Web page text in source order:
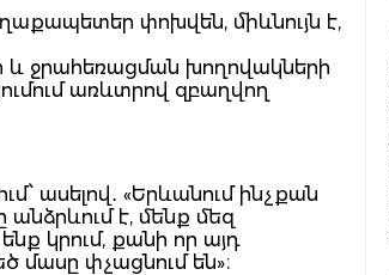
փոխվեն, միևնույն է,
և ջրահեռացման խողովակների
առևտրով զբաղվող
ասելով․ «Երևանում ինչքան
է, մենք մեզ
կրում, քանի որ այդ
մասը փչացնում են»։